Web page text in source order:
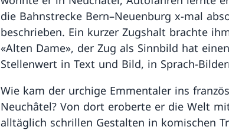
die Bahnstrecke Bern–Neuenburg x-mal
beschrieben. Ein kurzer Zugshalt brachte
«Alten Dame», der Zug als Sinnbild hat
Stellenwert in Text und Bild, in Sprach-
Wie kam der urchige Emmentaler ins
Neuchâtel? Von dort eroberte er die Welt
alltäglich schrillen Gestalten in komischen